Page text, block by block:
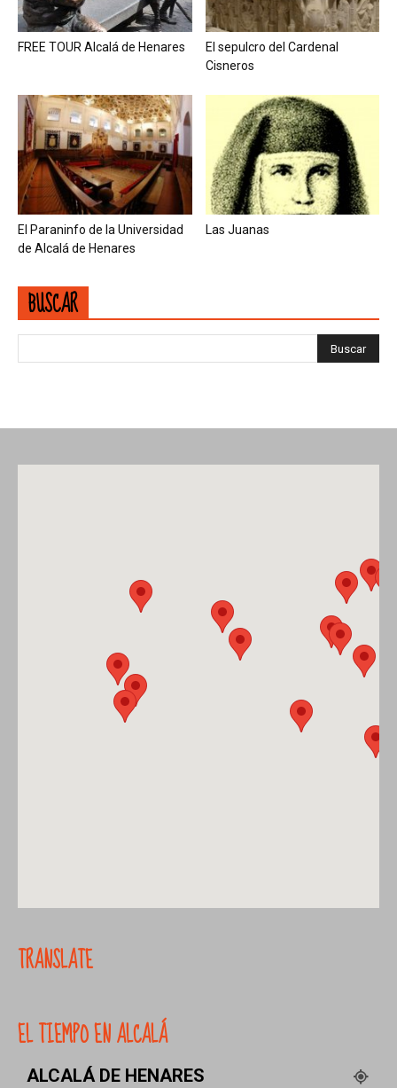
FREE TOUR Alcalá de Henares
El sepulcro del Cardenal
Cisneros
El Paraninfo de la Universidad
de Alcalá de Henares
Las Juanas
BUSCAR
TRANSLATE
EL TIEMPO EN ALCALÁ
ALCALÁ DE HENARES